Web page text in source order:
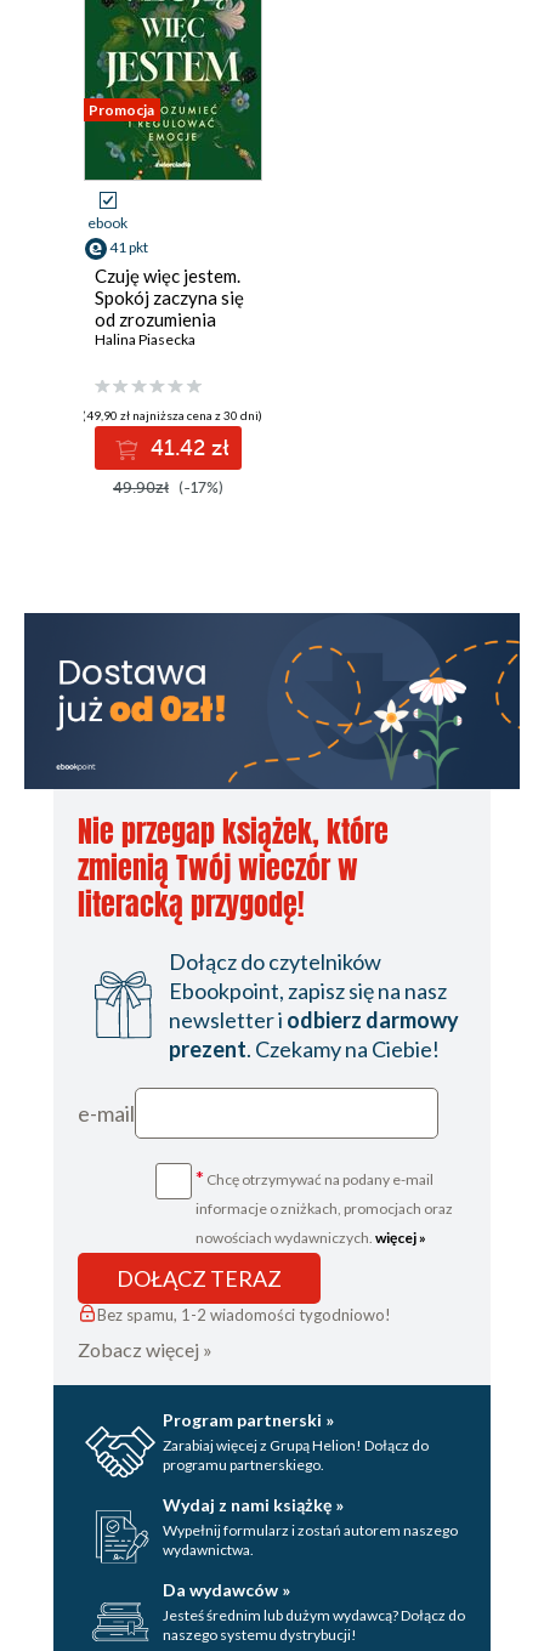
Promocja
ebook
41 pkt
Czuję więc jestem.
Spokój zaczyna się
od zrozumienia
Halina Piasecka
(49,90 zł najniższa cena z 30 dni)
41.42 zł
49.90zł (-17%)
Nie przegap książek, które
zmienią Twój wieczór w
literacką przygodę!
Dołącz do czytelników
Ebookpoint, zapisz się na nasz
newsletter i odbierz darmowy
prezent. Czekamy na Ciebie!
e-mail
* Chcę otrzymywać na podany e-mail
informacje o zniżkach, promocjach oraz
nowościach wydawniczych. więcej »
DOŁĄCZ TERAZ
Bez spamu, 1-2 wiadomości tygodniowo!
Zobacz więcej »
Program partnerski »
Zarabiaj więcej z Grupą Helion! Dołącz do
programu partnerskiego.
Wydaj z nami książkę »
Wypełnij formularz i zostań autorem naszego
wydawnictwa.
Da wydawców »
Jesteś średnim lub dużym wydawcą? Dołącz do
naszego systemu dystrybucji!